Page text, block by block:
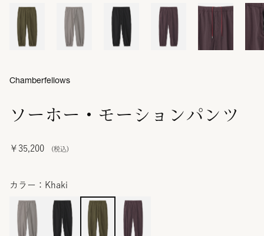
ソーホー・モーションパンツ
￥35,200
Chamberfellows
カラー：Khaki